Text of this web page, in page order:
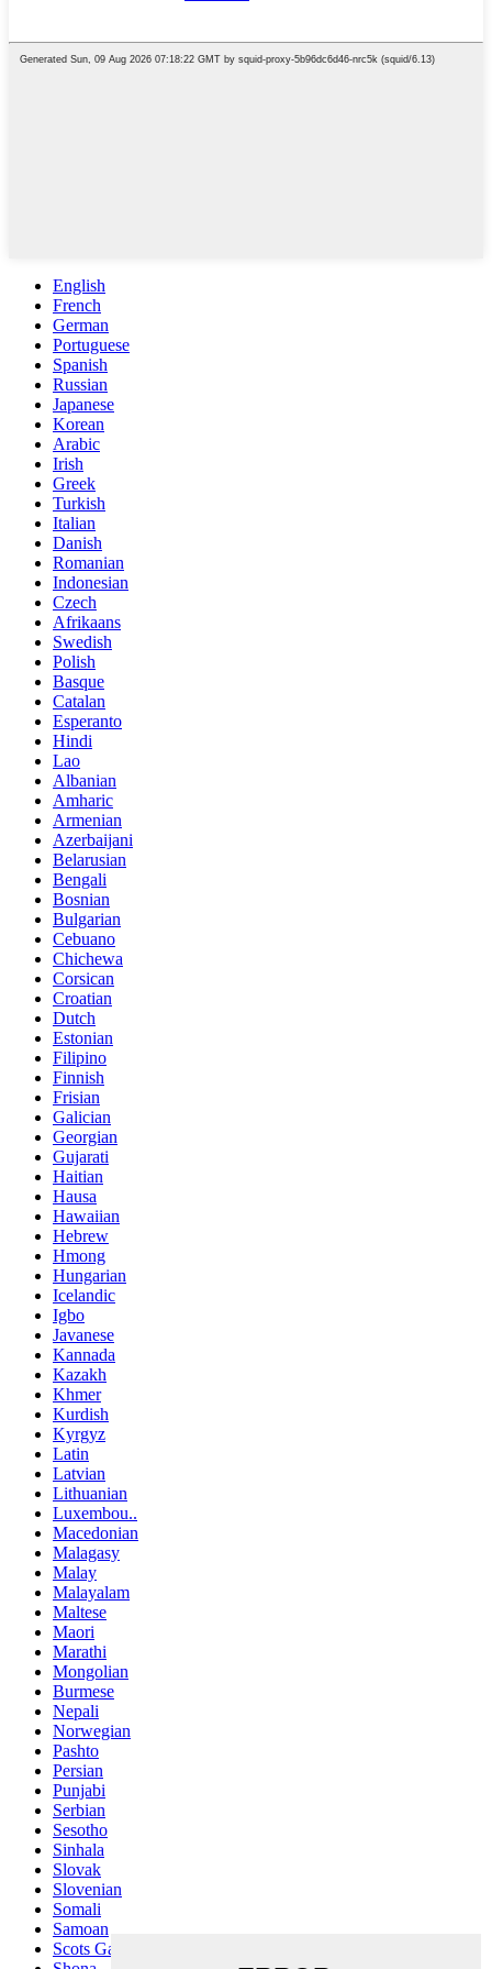
English
French
German
Portuguese
Spanish
Russian
Japanese
Korean
Arabic
Irish
Greek
Turkish
Italian
Danish
Romanian
Indonesian
Czech
Afrikaans
Swedish
Polish
Basque
Catalan
Esperanto
Hindi
Lao
Albanian
Amharic
Armenian
Azerbaijani
Belarusian
Bengali
Bosnian
Bulgarian
Cebuano
Chichewa
Corsican
Croatian
Dutch
Estonian
Filipino
Finnish
Frisian
Galician
Georgian
Gujarati
Haitian
Hausa
Hawaiian
Hebrew
Hmong
Hungarian
Icelandic
Igbo
Javanese
Kannada
Kazakh
Khmer
Kurdish
Kyrgyz
Latin
Latvian
Lithuanian
Luxembou..
Macedonian
Malagasy
Malay
Malayalam
Maltese
Maori
Marathi
Mongolian
Burmese
Nepali
Norwegian
Pashto
Persian
Punjabi
Serbian
Sesotho
Sinhala
Slovak
Slovenian
Somali
Samoan
Scots Gaelic